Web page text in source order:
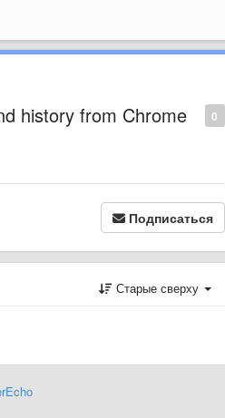
0
history from Chrome
Подписаться
Старые сверху